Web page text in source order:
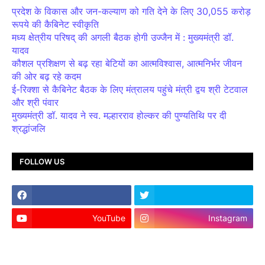
प्रदेश के विकास और जन-कल्याण को गति देने के लिए 30,055 करोड़
रूपये की कैबिनेट स्वीकृति
मध्य क्षेत्रीय परिषद् की अगली बैठक होगी उज्जैन में : मुख्यमंत्री डॉ.
यादव
कौशल प्रशिक्षण से बढ़ रहा बेटियों का आत्मविश्वास, आत्मनिर्भर जीवन
की ओर बढ़ रहे कदम
ई-रिक्शा से कैबिनेट बैठक के लिए मंत्रालय पहुंचे मंत्री द्वय श्री टेटवाल
और श्री पंवार
मुख्यमंत्री डॉ. यादव ने स्व. मल्हारराव होल्कर की पुण्यतिथि पर दी
श्रद्धांजलि
FOLLOW US
YouTube Instagram